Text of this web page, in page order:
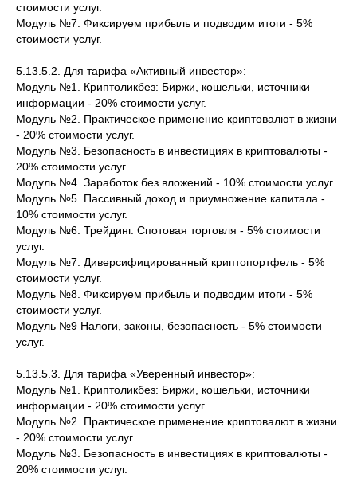
стоимости услуг.
Модуль №7. Фиксируем прибыль и подводим итоги - 5%
стоимости услуг.
5.13.5.2. Для тарифа «Активный инвестор»:
Модуль №1. Криптоликбез: Биржи, кошельки, источники
информации - 20% стоимости услуг.
Модуль №2. Практическое применение криптовалют в жизни
- 20% стоимости услуг.
Модуль №3. Безопасность в инвестициях в криптовалюты -
20% стоимости услуг.
Модуль №4. Заработок без вложений - 10% стоимости услуг.
Модуль №5. Пассивный доход и приумножение капитала -
10% стоимости услуг.
Модуль №6. Трейдинг. Спотовая торговля - 5% стоимости
услуг.
Модуль №7. Диверсифицированный криптопортфель - 5%
стоимости услуг.
Модуль №8. Фиксируем прибыль и подводим итоги - 5%
стоимости услуг.
Модуль №9 Налоги, законы, безопасность - 5% стоимости
услуг.
5.13.5.3. Для тарифа «Уверенный инвестор»:
Модуль №1. Криптоликбез: Биржи, кошельки, источники
информации - 20% стоимости услуг.
Модуль №2. Практическое применение криптовалют в жизни
- 20% стоимости услуг.
Модуль №3. Безопасность в инвестициях в криптовалюты -
20% стоимости услуг.